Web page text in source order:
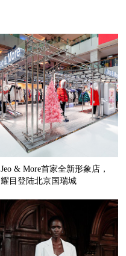
Jeo & More首家全新形象店，
耀目登陆北京国瑞城